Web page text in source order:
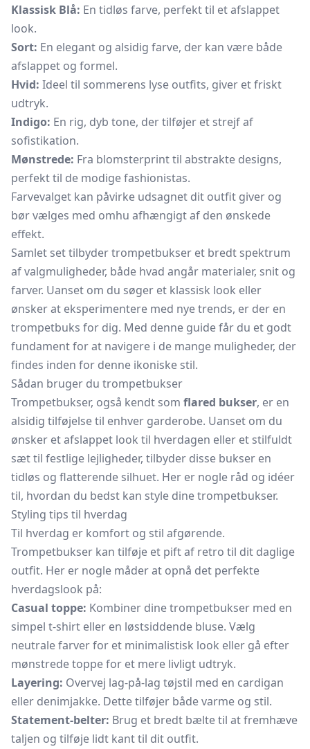
Klassisk Blå: En tidløs farve, perfekt til et afslappet
look.
Sort: En elegant og alsidig farve, der kan være både
afslappet og formel.
Hvid: Ideel til sommerens lyse outfits, giver et friskt
udtryk.
Indigo: En rig, dyb tone, der tilføjer et strejf af
sofistikation.
Mønstrede: Fra blomsterprint til abstrakte designs,
perfekt til de modige fashionistas.
Farvevalget kan påvirke udsagnet dit outfit giver og
bør vælges med omhu afhængigt af den ønskede
effekt.
Samlet set tilbyder trompetbukser et bredt spektrum
af valgmuligheder, både hvad angår materialer, snit og
farver. Uanset om du søger et klassisk look eller
ønsker at eksperimentere med nye trends, er der en
trompetbuks for dig. Med denne guide får du et godt
fundament for at navigere i de mange muligheder, der
findes inden for denne ikoniske stil.
Sådan bruger du trompetbukser
Trompetbukser, også kendt som flared bukser, er en
alsidig tilføjelse til enhver garderobe. Uanset om du
ønsker et afslappet look til hverdagen eller et stilfuldt
sæt til festlige lejligheder, tilbyder disse bukser en
tidløs og flatterende silhuet. Her er nogle råd og idéer
til, hvordan du bedst kan style dine trompetbukser.
Styling tips til hverdag
Til hverdag er komfort og stil afgørende.
Trompetbukser kan tilføje et pift af retro til dit daglige
outfit. Her er nogle måder at opnå det perfekte
hverdagslook på:
Casual toppe: Kombiner dine trompetbukser med en
simpel t-shirt eller en løstsiddende bluse. Vælg
neutrale farver for et minimalistisk look eller gå efter
mønstrede toppe for et mere livligt udtryk.
Layering: Overvej lag-på-lag tøjstil med en cardigan
eller denimjakke. Dette tilføjer både varme og stil.
Statement-belter: Brug et bredt bælte til at fremhæve
taljen og tilføje lidt kant til dit outfit.